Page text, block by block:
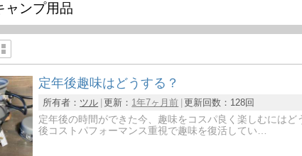
定年後趣味はどうする？
所有者： ツル 更新： 1年7ヶ月前 更新回数： 128回
定年後の時間ができた今、趣味をコスパ良く楽しむには
後コストパフォーマンス重視で趣味を復活してい…